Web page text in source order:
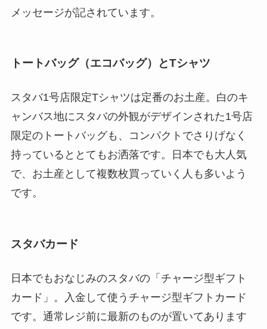
メッセージが記されています。
トートバッグ（エコバッグ）とTシャツ
スタバ1号店限定Tシャツは定番のお土産。白のキ
ャンバス地にスタバの外観がデザインされた1号店
限定のトートバッグも、コンパクトでさりげなく
持っているととてもお洒落です。日本でも大人気
で、お土産として複数枚買っていく人も多いよう
です。
スタバカード
日本でもおなじみのスタバの「チャージ型ギフト
カード」。入金して使うチャージ型ギフトカード
です。通常レジ前に最新のものが置いてあります